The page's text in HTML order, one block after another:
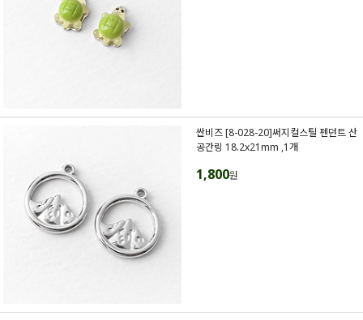
싼비즈 [8-028-20]써지컬스틸 펜던트 산
공간링 18.2x21mm ,1개
1,800원